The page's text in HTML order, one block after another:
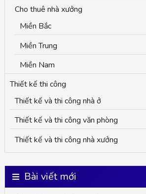
Cho thuê nhà xưởng
Miền Bắc
Miền Trung
Miền Nam
Thiết kế thi công
Thiết kế và thi công nhà ở
Thiết kế và thi công văn phòng
Thiết kế và thi công nhà xưởng
Bài viết mới